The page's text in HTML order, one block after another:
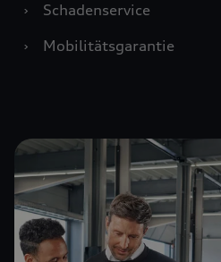
›
Schadenservice
›
Mobilitätsgarantie